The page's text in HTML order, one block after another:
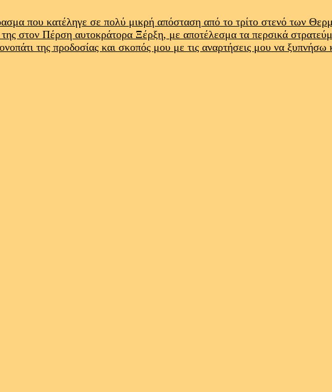
που κατέληγε σε πολύ μικρή απόσταση από το τρίτο στενό των
στον Πέρση αυτοκράτορα Ξέρξη, με αποτέλεσμα τα περσικά
της προδοσίας και σκοπός μου με τις αναρτήσεις μου να